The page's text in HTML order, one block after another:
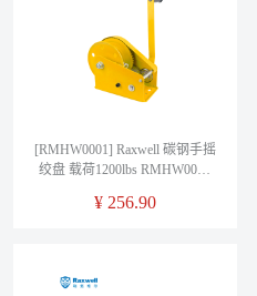
[RMHW0001] Raxwell 碳钢手摇
绞盘 载荷1200lbs RMHW0001
¥ 256.90